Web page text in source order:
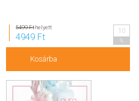
5499 Fthelyett
4949 Ft
10
Kosárba